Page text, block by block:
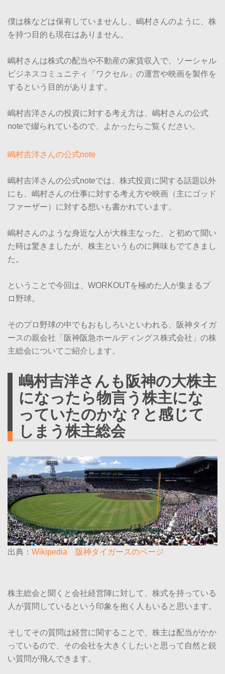
僕は株などは保有していませんし、嶋村さんのように、株
を持つ目的も現在はありません。
嶋村さんは株式の配当や不動産の家賃収入で、ソーシャル
ビジネスコミュニティ「ワクセル」の運営や映画を製作を
するという目的があります。
嶋村吉洋さんの投資に対する考え方は、嶋村さんの公式
noteで綴られているので、よかったらご覧ください。
嶋村吉洋さんの公式note
嶋村吉洋さんの公式noteでは、株式投資に関する話題以外
にも、嶋村さんの仕事に対する考え方や映画（主にゴッド
ファーザー）に対する想いも書かれています。
嶋村さんのような身近な人が大株主なった、と初めて聞い
た時は驚きましたが、株主というものに興味もでてきまし
た。
ということで今回は、WORKOUTを極めた人が集まるプ
ロ野球。
そのプロ野球の中でもおもしろいといわれる、阪神タイガ
ースの親会社「阪神阪急ホールディングス株式会社」の株
主総会についてご紹介します。
嶋村吉洋さんも阪神の大株主
になったら物言う株主にな
っていたのかな？と感じて
しまう株主総会
出典： Wikipedia 阪神タイガースのページ
株主総会と聞くと会社経営陣に対して、株式を持っている
人が質問しているという印象を抱く人もいると思います。
そしてその質問は経営に関することで、株主は配当がかか
っているので、その会社を大きくしたいと思って自然と鋭
い質問が飛んできます。